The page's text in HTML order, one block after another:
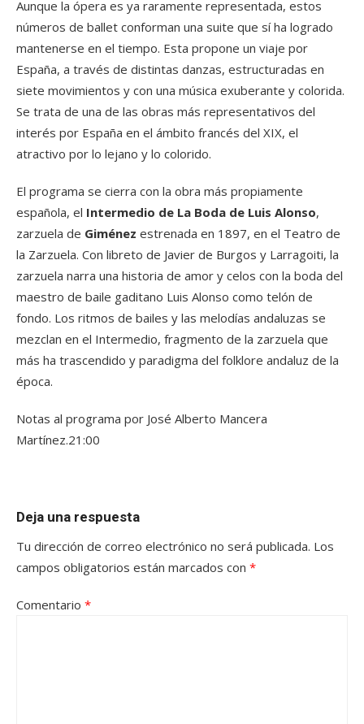
Aunque la ópera es ya raramente representada, estos
números de ballet conforman una suite que sí ha logrado
mantenerse en el tiempo. Esta propone un viaje por
España, a través de distintas danzas, estructuradas en
siete movimientos y con una música exuberante y colorida.
Se trata de una de las obras más representativos del
interés por España en el ámbito francés del XIX, el
atractivo por lo lejano y lo colorido.
El programa se cierra con la obra más propiamente
española, el Intermedio de La Boda de Luis Alonso,
zarzuela de Giménez estrenada en 1897, en el Teatro de
la Zarzuela. Con libreto de Javier de Burgos y Larragoiti, la
zarzuela narra una historia de amor y celos con la boda del
maestro de baile gaditano Luis Alonso como telón de
fondo. Los ritmos de bailes y las melodías andaluzas se
mezclan en el Intermedio, fragmento de la zarzuela que
más ha trascendido y paradigma del folklore andaluz de la
época.
Notas al programa por José Alberto Mancera
Martínez.21:00
Deja una respuesta
Tu dirección de correo electrónico no será publicada. Los
campos obligatorios están marcados con *
Comentario *